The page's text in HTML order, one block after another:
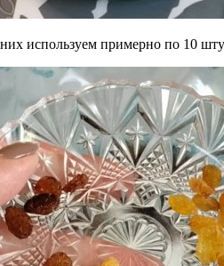
используем примерно по 10